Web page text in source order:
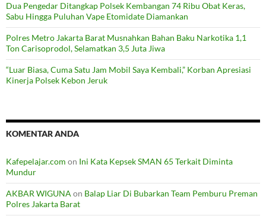
Dua Pengedar Ditangkap Polsek Kembangan 74 Ribu Obat Keras,
Sabu Hingga Puluhan Vape Etomidate Diamankan
Polres Metro Jakarta Barat Musnahkan Bahan Baku Narkotika 1,1
Ton Carisoprodol, Selamatkan 3,5 Juta Jiwa
“Luar Biasa, Cuma Satu Jam Mobil Saya Kembali,” Korban Apresiasi
Kinerja Polsek Kebon Jeruk
KOMENTAR ANDA
Kafepelajar.com on Ini Kata Kepsek SMAN 65 Terkait Diminta
Mundur
AKBAR WIGUNA on Balap Liar Di Bubarkan Team Pemburu Preman
Polres Jakarta Barat